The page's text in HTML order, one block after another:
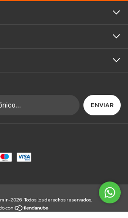
- 2026. Todos los derechos reservados.